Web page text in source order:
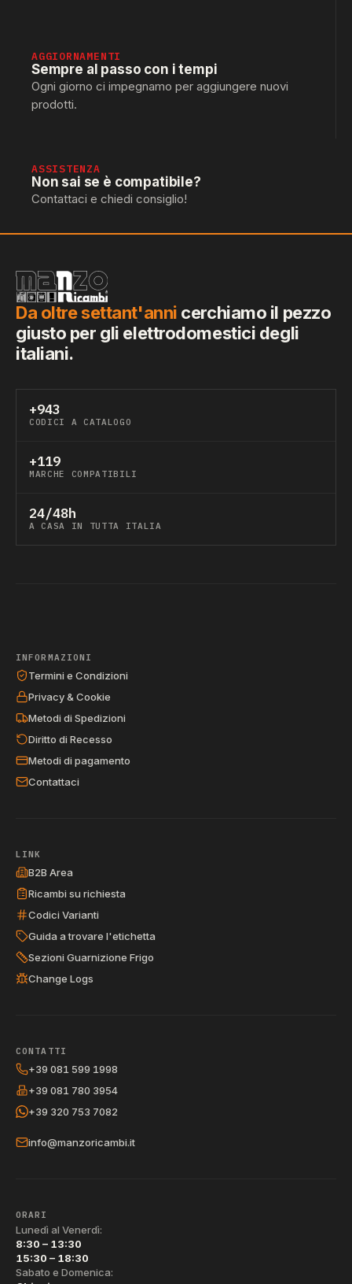
AGGIORNAMENTI
Sempre al passo con i tempi
Ogni giorno ci impegnamo per aggiungere nuovi
prodotti.
ASSISTENZA
Non sai se è compatibile?
Contattaci e chiedi consiglio!
Da oltre settant'anni cerchiamo il pezzo
giusto per gli elettrodomestici degli
italiani.
+943
CODICI A CATALOGO
+119
MARCHE COMPATIBILI
24/48h
A CASA IN TUTTA ITALIA
INFORMAZIONI
Termini e Condizioni
Privacy & Cookie
Metodi di Spedizioni
Diritto di Recesso
Metodi di pagamento
Contattaci
LINK
B2B Area
Ricambi su richiesta
Codici Varianti
Guida a trovare l'etichetta
Sezioni Guarnizione Frigo
Change Logs
CONTATTI
+39 081 599 1998
+39 081 780 3954
+39 320 753 7082
info@manzoricambi.it
ORARI
Lunedì al Venerdì:
8:30 – 13:30
15:30 – 18:30
Sabato e Domenica: